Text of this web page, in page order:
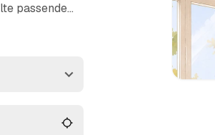
passende
Ob